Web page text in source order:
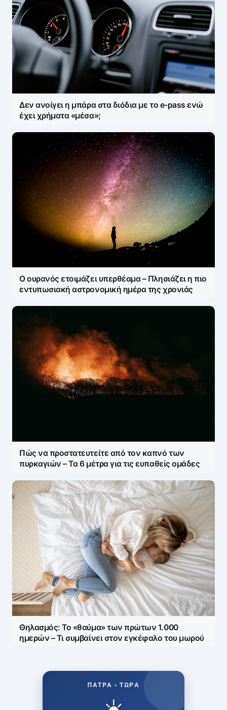
Δεν ανοίγει η μπάρα στα διόδια με το e-pass ενώ
έχει χρήματα «μέσα»;
Ο ουρανός ετοιμάζει υπερθέαμα – Πλησιάζει η πιο
εντυπωσιακή αστρονομική ημέρα της χρονιάς
Πώς να προστατευτείτε από τον καπνό των
πυρκαγιών – Τα 6 μέτρα για τις ευπαθείς ομάδες
Θηλασμός: Το «θαύμα» των πρώτων 1.000
ημερών – Τι συμβαίνει στον εγκέφαλο του μωρού
ΠΆΤΡΑ • ΤΏΡΑ